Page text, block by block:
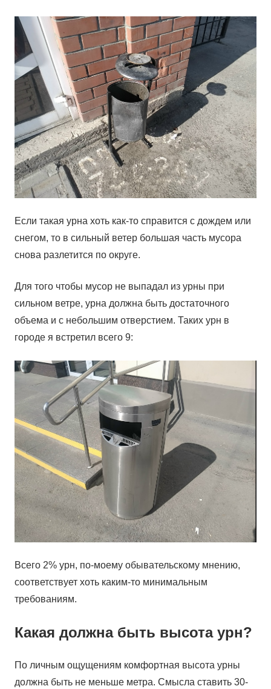
Если такая урна хоть как-то справится с дождем или
снегом, то в сильный ветер большая часть мусора
снова разлетится по округе.
Для того чтобы мусор не выпадал из урны при
сильном ветре, урна должна быть достаточного
объема и с небольшим отверстием. Таких урн в
городе я встретил всего 9:
Всего 2% урн, по-моему обывательскому мнению,
соответствует хоть каким-то минимальным
требованиям.
Какая должна быть высота урн?
По личным ощущениям комфортная высота урны
должна быть не меньше метра. Смысла ставить 30-